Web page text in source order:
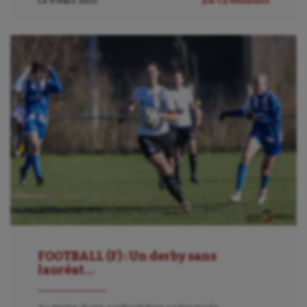
Flag football
Football américain
Golf
Gymnastique rythmique
Handisport
FOOTBALL (F) : Un derby sans
lauréat…